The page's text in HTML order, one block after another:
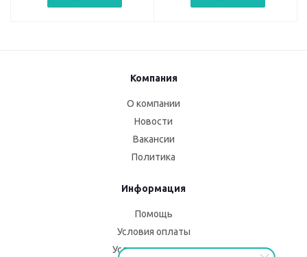
Компания
О компании
Новости
Вакансии
Политика
Информация
Помощь
Условия оплаты
Условия доставки